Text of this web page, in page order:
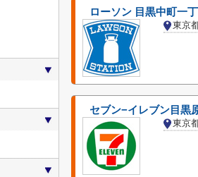
ローソン 目黒中町一
東京
セブン−イレブン目黒
東京